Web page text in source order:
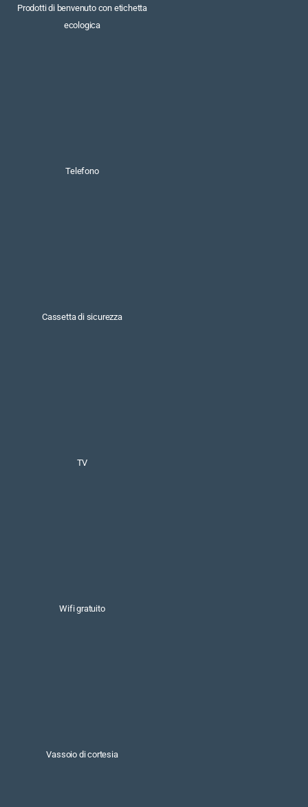
Prodotti di benvenuto con etichetta
ecologica
Telefono
Cassetta di sicurezza
TV
Wifi gratuito
Vassoio di cortesia